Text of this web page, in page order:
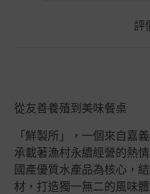
評
從友善養殖到美味餐桌
「鮮製所」，一個來自嘉
承載著漁村永續經營的熱
國產優質水產品為核心，
材，打造獨一無二的風味